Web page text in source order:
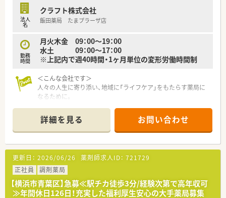
★業界トップクラスの認定薬局数と盤石化を図る組織体制
です。
がん診療連携拠点病院等との密な連携を行いつつ、より高度な薬
学管理や、
連携薬局も取得しています。
本社から業界動向などの情報が常に発信されており、患者様や医
療機関と信頼関係を築きやすい体制があるのも認定薬局が増え
★安心して働ける環境と福利厚生制度
年間休日が「126日相当時間」と業界トップクラスのさくら薬局
境づくりを考え、ライフステージに応じた福利厚生をご用意して
います。
また、患者さまへの想いをカタチにする「リトルチャレンジ制
度」では「現場主義」を念頭に、
地域・店舗ごとに異なる患者さまのニーズやスタッフの思いを実
現する取り組みも行っています。
法人
名
クラフト株式会社
飯田薬局 たまプラーザ店
勤務
時間
月火木金 09：00～19：00
水土 09：00～17：00
※上記内で週40時間・1ヶ月単位の変形労働時間制
＜こんな会社です＞
人々の人生に寄り添い、地域に「ライフケア」をもたらす薬局に
なるために。
りひとりの人生に寄り添い、質の高い医療サービスを届ける薬剤
師を求め育てています。
＜特徴・ポイントのご紹介＞
★薬剤師を守る独自システム
業務をサポートするために様々なシステムを独自開発していま
す。
その一つが約20年前から導入され、進化を続けている調剤シス
テム「SPITS」。
詳細を見る お問い合わせ
更新日： 2026/06/26 薬剤師求人ID： 721729
正社員
調剤薬局
【横浜市青葉区】急募≪駅チカ徒歩3分/経験次第で高年収可
≫年間休日126日！充実した福利厚生安心の大手薬局募集